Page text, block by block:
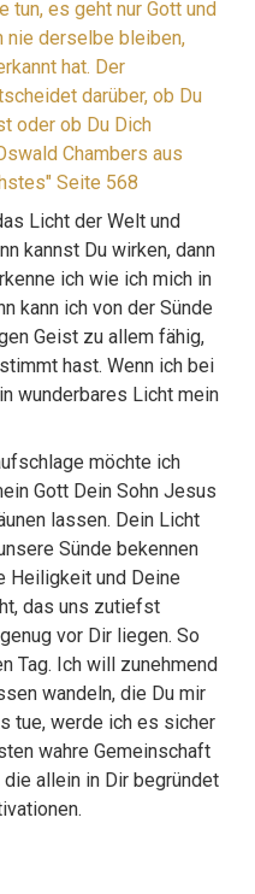
tun, es geht nur Gott und
nie derselbe bleiben,
hat. Der
darüber, ob Du
oder ob Du Dich
Chambers aus
Seite 568
Licht der Welt und
kannst Du wirken, dann
ich wie ich mich in
kann ich von der Sünde
Geist zu allem fähig,
hast. Wenn ich bei
wunderbares Licht mein
möchte ich
Gott Dein Sohn Jesus
lassen. Dein Licht
Sünde bekennen
Heiligkeit und Deine
das uns zutiefst
vor Dir liegen. So
Tag. Ich will zunehmend
wandeln, die Du mir
tue, werde ich es sicher
wahre Gemeinschaft
allein in Dir begründet